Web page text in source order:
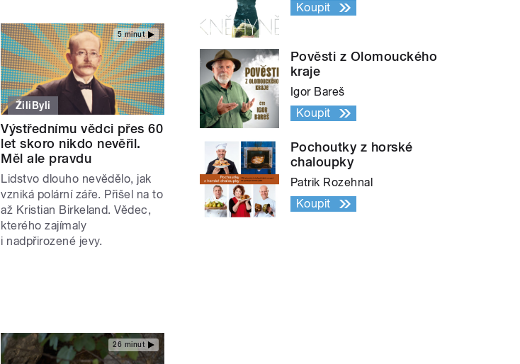
5 minut
ŽiliByli
Výstřednímu vědci přes 60
let skoro nikdo nevěřil.
Měl ale pravdu
Lidstvo dlouho nevědělo, jak
vzniká polární záře. Přišel na to
až Kristian Birkeland. Vědec,
kterého zajímaly
i nadpřirozené jevy.
26 minut
Koupit
Pověsti z Olomouckého
kraje
Igor Bareš
Koupit
Pochoutky z horské
chaloupky
Patrik Rozehnal
Koupit